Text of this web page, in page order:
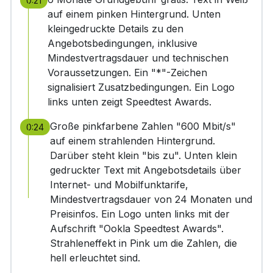
auf einem pinken Hintergrund. Unten
kleingedruckte Details zu den
Angebotsbedingungen, inklusive
Mindestvertragsdauer und technischen
Voraussetzungen. Ein "*"-Zeichen
signalisiert Zusatzbedingungen. Ein Logo
links unten zeigt Speedtest Awards.
0:24 Große pinkfarbene Zahlen "600 Mbit/s"
auf einem strahlenden Hintergrund.
Darüber steht klein "bis zu". Unten klein
gedruckter Text mit Angebotsdetails über
Internet- und Mobilfunktarife,
Mindestvertragsdauer von 24 Monaten und
Preisinfos. Ein Logo unten links mit der
Aufschrift "Ookla Speedtest Awards".
Strahleneffekt in Pink um die Zahlen, die
hell erleuchtet sind.